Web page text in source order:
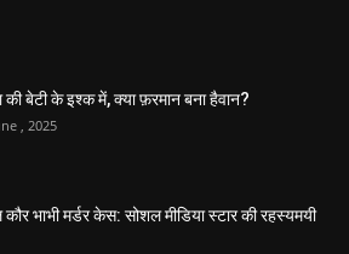
की बेटी के इश्क में, क्या फ़रमान बना हैवान?
, 2025
भाभी मर्डर केस: सोशल मीडिया स्टार की रहस्यमयी